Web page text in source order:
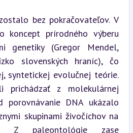
bez pokračovateľov. V
koncept prírodného výberu
genetiky (Gregor Mendel,
slovenských hraníc), čo
syntetickej evolučnej teórie.
prichádzať z molekulárnej
porovnávanie DNA ukázalo
skupinami živočíchov na
Z paleontológie zase